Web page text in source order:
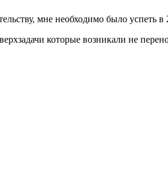
мне необходимо было успеть в
которые возникали не